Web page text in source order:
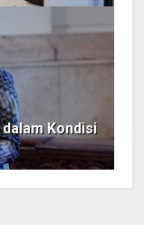
Kondisi